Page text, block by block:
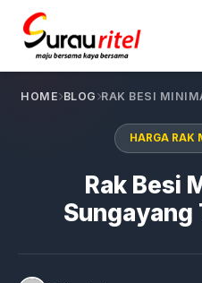
HOME BLOG RAK BESI
HARGA RAK
Rak Besi
Sungayang